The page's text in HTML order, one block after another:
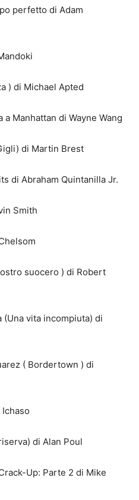
perfetto di Adam
) di Michael Apted
Manhattan di Wayne Wang
di Martin Brest
di Abraham Quintanilla Jr.
Smith
suocero ) di Robert
vita incompiuta) di
( Bordertown ) di
di Alan Poul
Up: Parte 2 di Mike